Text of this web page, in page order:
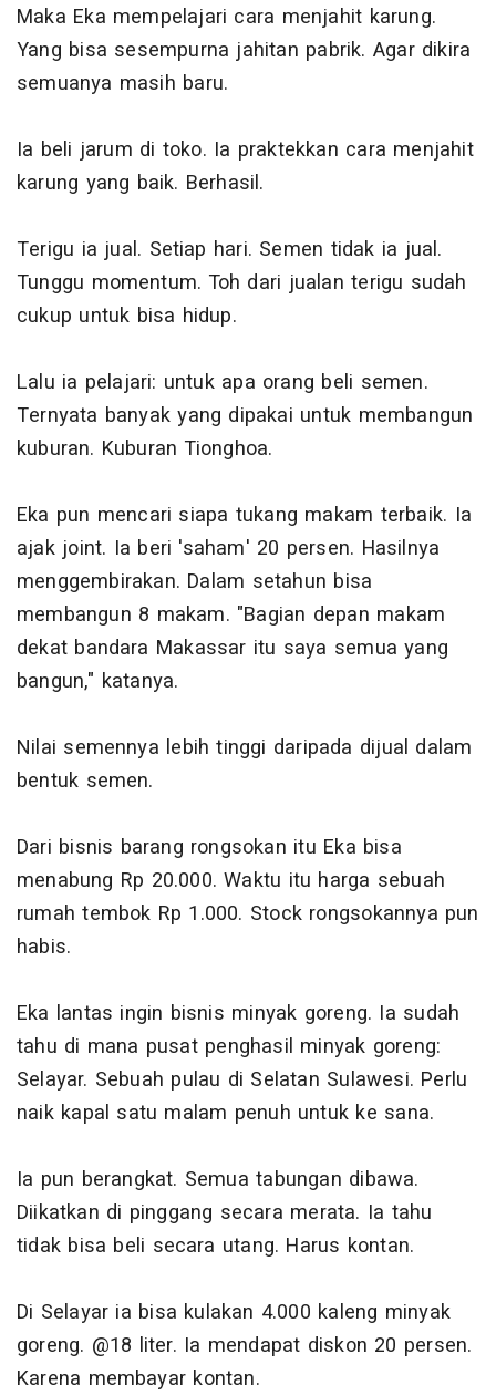
Maka Eka mempelajari cara menjahit karung.
Yang bisa sesempurna jahitan pabrik. Agar dikira
semuanya masih baru.
Ia beli jarum di toko. Ia praktekkan cara menjahit
karung yang baik. Berhasil.
Terigu ia jual. Setiap hari. Semen tidak ia jual.
Tunggu momentum. Toh dari jualan terigu sudah
cukup untuk bisa hidup.
Lalu ia pelajari: untuk apa orang beli semen.
Ternyata banyak yang dipakai untuk membangun
kuburan. Kuburan Tionghoa.
Eka pun mencari siapa tukang makam terbaik. Ia
ajak joint. Ia beri 'saham' 20 persen. Hasilnya
menggembirakan. Dalam setahun bisa
membangun 8 makam. "Bagian depan makam
dekat bandara Makassar itu saya semua yang
bangun," katanya.
Nilai semennya lebih tinggi daripada dijual dalam
bentuk semen.
Dari bisnis barang rongsokan itu Eka bisa
menabung Rp 20.000. Waktu itu harga sebuah
rumah tembok Rp 1.000. Stock rongsokannya pun
habis.
Eka lantas ingin bisnis minyak goreng. Ia sudah
tahu di mana pusat penghasil minyak goreng:
Selayar. Sebuah pulau di Selatan Sulawesi. Perlu
naik kapal satu malam penuh untuk ke sana.
Ia pun berangkat. Semua tabungan dibawa.
Diikatkan di pinggang secara merata. Ia tahu
tidak bisa beli secara utang. Harus kontan.
Di Selayar ia bisa kulakan 4.000 kaleng minyak
goreng. @18 liter. Ia mendapat diskon 20 persen.
Karena membayar kontan.